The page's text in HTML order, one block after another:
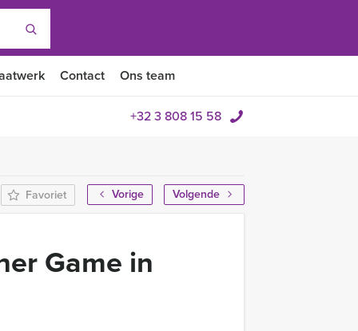
Contact Ons team
+32 3 808 15 58
Vorige Volgende
Favoriet
Game in